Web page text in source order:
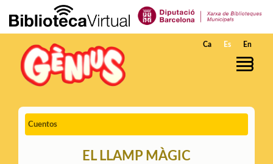
Saltar al contenido principal
Ca Es En
Cuentos
EL LLAMP MÀGIC